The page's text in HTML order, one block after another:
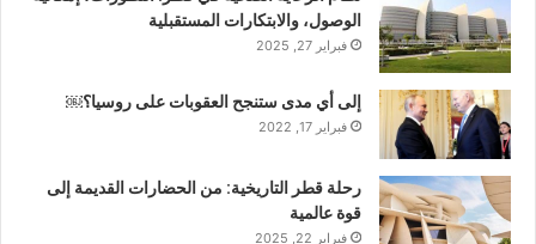
الوصول، والابتكارات المستقبلية
فبراير 27, 2025
إلى أي مدى ستنجح العقوبات على روسيا؟￼
فبراير 17, 2022
رحلة قطر التاريخية: من الحضارات القديمة إلى
قوة عالمية
فبراير 22, 2025